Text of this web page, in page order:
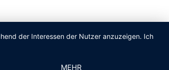
der Interessen der Nutzer anzuzeigen. Ich
MEHR